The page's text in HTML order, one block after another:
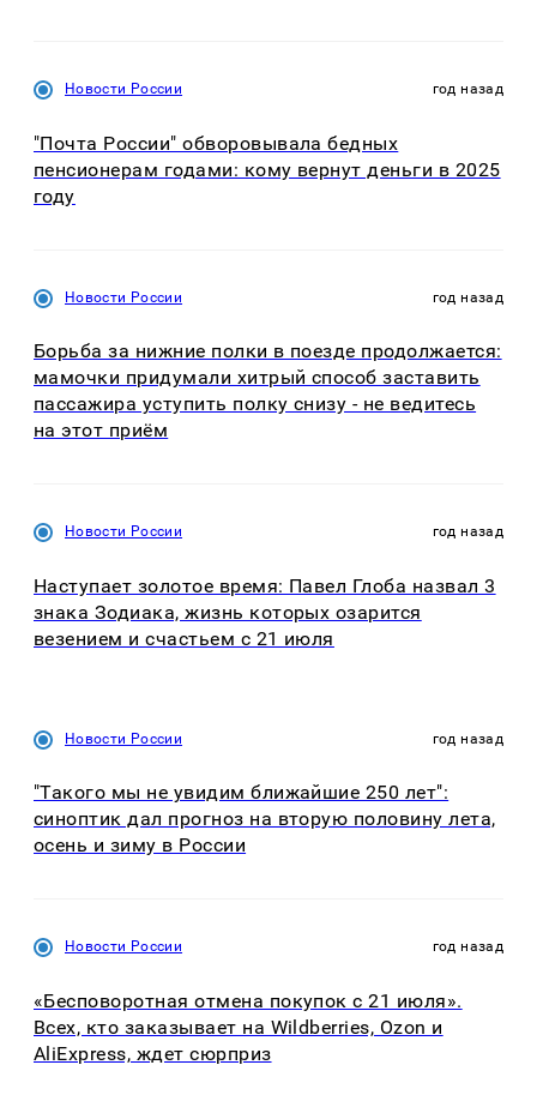
Новости России год назад
"Почта России" обворовывала бедных
пенсионерам годами: кому вернут деньги в 2025
году
Новости России год назад
Борьба за нижние полки в поезде продолжается:
мамочки придумали хитрый способ заставить
пассажира уступить полку снизу - не ведитесь
на этот приём
Новости России год назад
Наступает золотое время: Павел Глоба назвал 3
знака Зодиака, жизнь которых озарится
везением и счастьем с 21 июля
Новости России год назад
"Такого мы не увидим ближайшие 250 лет":
синоптик дал прогноз на вторую половину лета,
осень и зиму в России
Новости России год назад
«Бесповоротная отмена покупок с 21 июля».
Всех, кто заказывает на Wildberries, Ozon и
AliExpress, ждет сюрприз